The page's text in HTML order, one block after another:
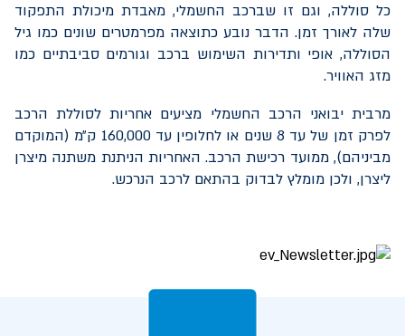
כל סוללה, וגם זו שברכב החשמלי, מאבדת מיכולת התפקוד
שלה לאורך זמן. הדבר נובע כתוצאה מפרמטרים שונים כמו גיל
הסוללה, אופי ותדירות השימוש ברכב וגורמים סביבתיים כמו
מזג האוויר.
מרבית יבואני הרכב החשמלי מציעים אחריות לסוללת הרכב
לפרק זמן של עד 8 שנים או לחלופין עד 160,000 ק״מ (המוקדם
מביניהם), ממועד רכישת הרכב. האחריות הניתנת משתנה מיצרן
ליצרן, ולכן מומלץ לבדוק בהתאם לרכב הנרכש.